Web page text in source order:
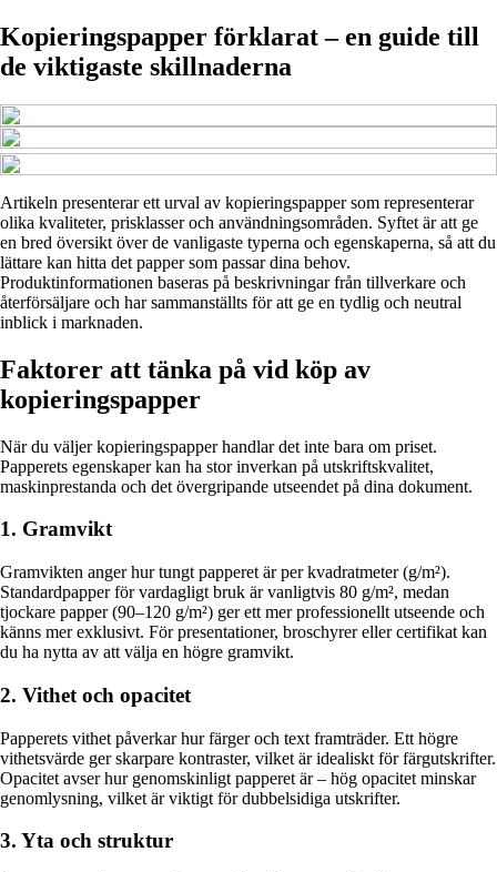
Kopieringspapper förklarat – en guide till
de viktigaste skillnaderna
Artikeln presenterar ett urval av kopieringspapper som representerar
olika kvaliteter, prisklasser och användningsområden. Syftet är att ge
en bred översikt över de vanligaste typerna och egenskaperna, så att du
lättare kan hitta det papper som passar dina behov.
Produktinformationen baseras på beskrivningar från tillverkare och
återförsäljare och har sammanställts för att ge en tydlig och neutral
inblick i marknaden.
Faktorer att tänka på vid köp av
kopieringspapper
När du väljer kopieringspapper handlar det inte bara om priset.
Papperets egenskaper kan ha stor inverkan på utskriftskvalitet,
maskinprestanda och det övergripande utseendet på dina dokument.
1. Gramvikt
Gramvikten anger hur tungt papperet är per kvadratmeter (g/m²).
Standardpapper för vardagligt bruk är vanligtvis 80 g/m², medan
tjockare papper (90–120 g/m²) ger ett mer professionellt utseende och
känns mer exklusivt. För presentationer, broschyrer eller certifikat kan
du ha nytta av att välja en högre gramvikt.
2. Vithet och opacitet
Papperets vithet påverkar hur färger och text framträder. Ett högre
vithetsvärde ger skarpare kontraster, vilket är idealiskt för färgutskrifter.
Opacitet avser hur genomskinligt papperet är – hög opacitet minskar
genomlysning, vilket är viktigt för dubbelsidiga utskrifter.
3. Yta och struktur